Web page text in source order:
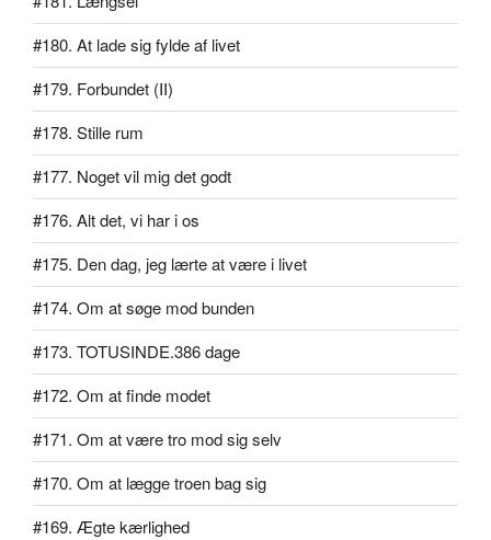
#180. At lade sig fylde af livet
#179. Forbundet (II)
#178. Stille rum
#177. Noget vil mig det godt
#176. Alt det, vi har i os
#175. Den dag, jeg lærte at være i livet
#174. Om at søge mod bunden
#173. TOTUSINDE.386 dage
#172. Om at finde modet
#171. Om at være tro mod sig selv
#170. Om at lægge troen bag sig
#169. Ægte kærlighed